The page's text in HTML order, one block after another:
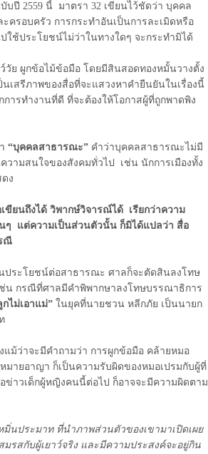
บปี 2559 นี้ มาตรา 32 เขียนไว้ชัดว่า บุคคล
ครอบครัว การกระทำอันเป็นการละเมิดหรือ
ช้ประโยชน์ไม่ว่าในทางใดๆ จะกระทำมิได้
ย ผูกข้อไม้ข้อมือ โดยมีสินสอดทองหมั้นวางตั้ง
เสรีภาพของสื่อที่จะแสวงหาคำยืนยันในเรื่องนี้
ารทำงานที่ดี ที่จะต้องให้โอกาสผู้ที่ถูกพาดพิง
“บุคคลสาธารณะ” คำว่าบุคคลสาธารณะไม่มี
วามสนใจของสังคมทั่วไป เช่น นักการเมืองทั้ง
ง
ขียนถึงได้ วิพากษ์วิจารณ์ได้ เรียกว่าความ
ๆ แต่ความเป็นส่วนตัวนั้น ก็มิได้แปลว่า สื่อ
ณี
ประโยชน์ต่อสาธารณะ ศาลก็จะตัดสินลงโทษ
น กรณีที่ศาลมีคำพิพากษาลงโทษบรรณาธิการ
ไม่เอาแม่” ในยุคที่นายชวน หลีกภัย เป็นนายก
แม้ว่าจะมีคำถามว่า การผูกข้อมือ คล้ายหมอ
มายอาญา ก็เป็นความรับผิดของหมอเปรมกับผู้ที่
ข่าวเด็กผู้หญิงคนนี้ต่อไป ก็อาจจะมีความผิดตาม
นประมาท ที่นำภาพส่วนตัวของเขามาเปิดเผย
รสกับผู้เยาว์จริง และมีความประสงค์จะอยู่กิน